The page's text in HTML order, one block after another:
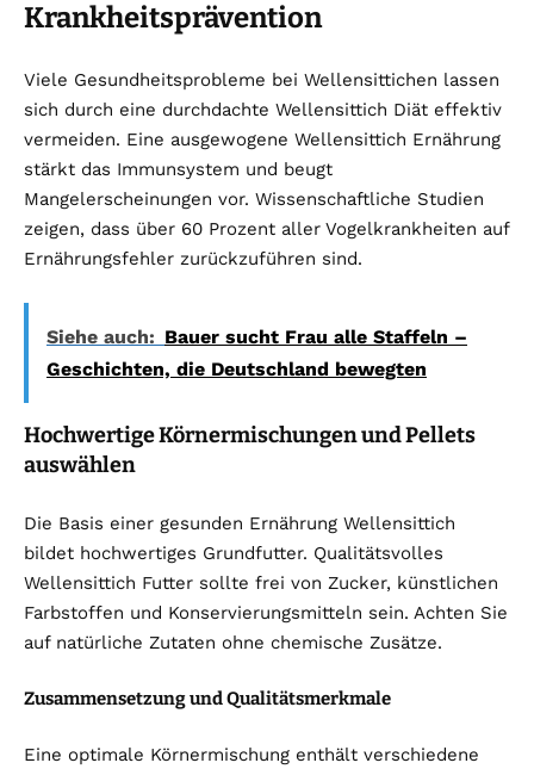
Krankheitsprävention
Viele Gesundheitsprobleme bei Wellensittichen lassen
sich durch eine durchdachte Wellensittich Diät effektiv
vermeiden. Eine ausgewogene Wellensittich Ernährung
stärkt das Immunsystem und beugt
Mangelerscheinungen vor. Wissenschaftliche Studien
zeigen, dass über 60 Prozent aller Vogelkrankheiten auf
Ernährungsfehler zurückzuführen sind.
Siehe auch: Bauer sucht Frau alle Staffeln –
Geschichten, die Deutschland bewegten
Hochwertige Körnermischungen und Pellets
auswählen
Die Basis einer gesunden Ernährung Wellensittich
bildet hochwertiges Grundfutter. Qualitätsvolles
Wellensittich Futter sollte frei von Zucker, künstlichen
Farbstoffen und Konservierungsmitteln sein. Achten Sie
auf natürliche Zutaten ohne chemische Zusätze.
Zusammensetzung und Qualitätsmerkmale
Eine optimale Körnermischung enthält verschiedene